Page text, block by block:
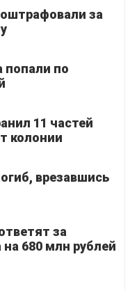
за
попали по
11 частей
колонии
врезавшись
за
680 млн рублей